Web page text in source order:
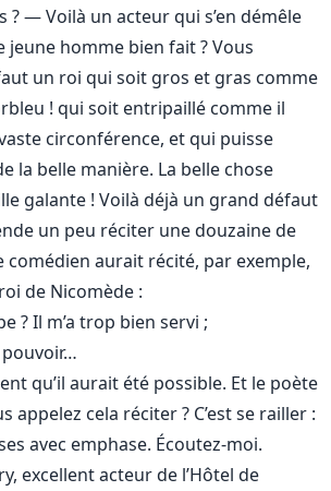
? — Voilà un acteur qui s’en démêle
jeune homme bien fait ? Vous
un roi qui soit gros et gras comme
! qui soit entripaillé comme il
circonférence, et qui puisse
la belle manière. La belle chose
galante ! Voilà déjà un grand défaut
un peu réciter une douzaine de
comédien aurait récité, par exemple,
de Nicomède :
? Il m’a trop bien servi ;
qu’il aurait été possible. Et le poète
appelez cela réciter ? C’est se railler :
avec emphase. Écoutez-moi.
excellent acteur de l’Hôtel de